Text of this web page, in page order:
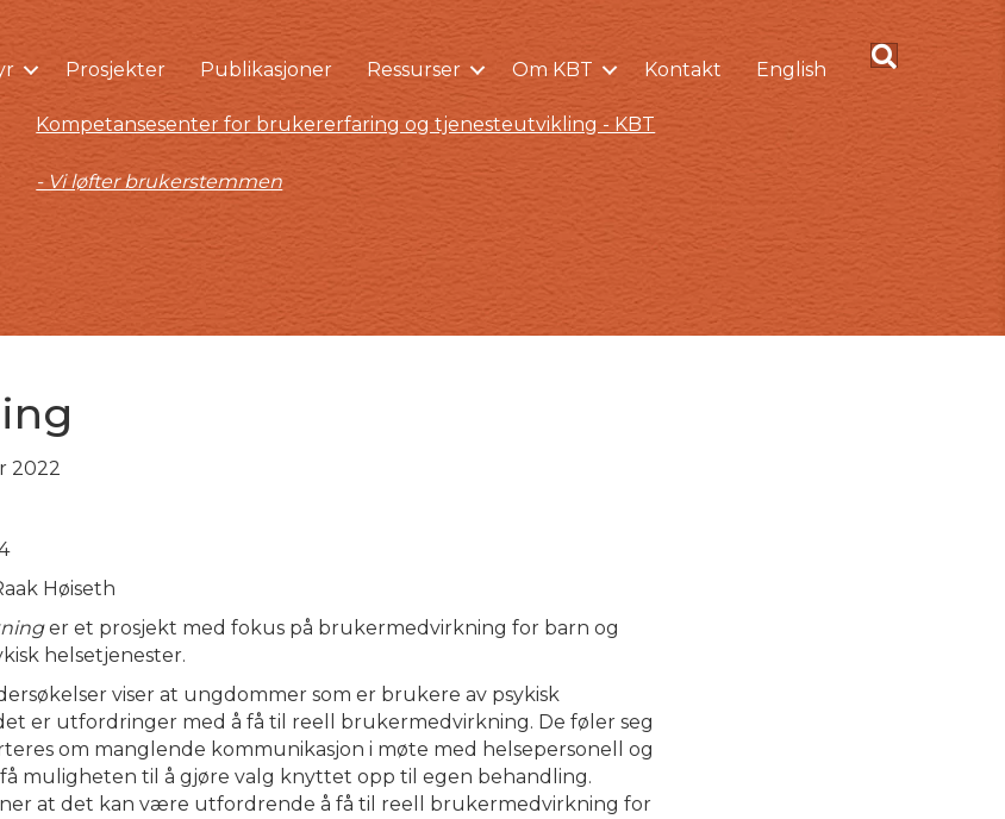
Prosjekter Publikasjoner Ressurser Om KBT Kontakt English
Kompetansesenter for brukererfaring og tjenesteutvikling - KBT
- Vi løfter brukerstemmen
2022
Høiseth
er et prosjekt med fokus på brukermedvirkning for barn og
helsetjenester.
viser at ungdommer som er brukere av psykisk
er utfordringer med å få til reell brukermedvirkning. De føler seg
om manglende kommunikasjon i møte med helsepersonell og
muligheten til å gjøre valg knyttet opp til egen behandling.
at det kan være utfordrende å få til reell brukermedvirkning for